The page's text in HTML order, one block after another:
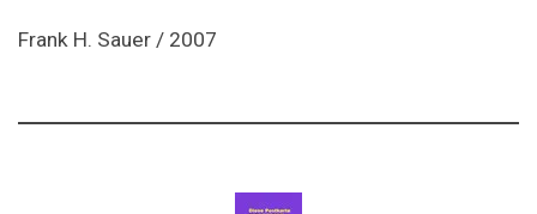
Frank H. Sauer / 2007